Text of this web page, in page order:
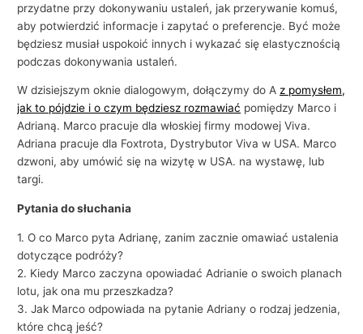
przydatne przy dokonywaniu ustaleń, jak przerywanie komuś,
aby potwierdzić informacje i zapytać o preferencje. Być może
będziesz musiał uspokoić innych i wykazać się elastycznością
podczas dokonywania ustaleń.
W dzisiejszym oknie dialogowym, dołączymy do Az pomysłem,
jak to pójdzie i o czym będziesz rozmawiać pomiędzy Marco i
Adrianą. Marco pracuje dla włoskiej firmy modowej Viva.
Adriana pracuje dla Foxtrota, Dystrybutor Viva w USA. Marco
dzwoni, aby umówić się na wizytę w USA. na wystawę, lub
targi.
Pytania do słuchania
1. O co Marco pyta Adrianę, zanim zacznie omawiać ustalenia
dotyczące podróży?
2. Kiedy Marco zaczyna opowiadać Adrianie o swoich planach
lotu, jak ona mu przeszkadza?
3. Jak Marco odpowiada na pytanie Adriany o rodzaj jedzenia,
które chcą jeść?